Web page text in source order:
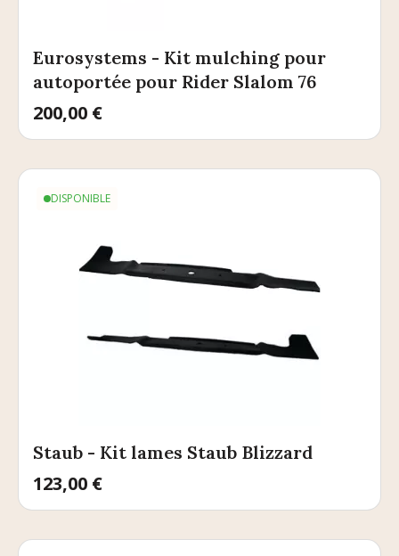
Eurosystems - Kit mulching pour
autoportée pour Rider Slalom 76
Prix
200,00 €
DISPONIBLE
Staub - Kit lames Staub Blizzard
Prix
123,00 €